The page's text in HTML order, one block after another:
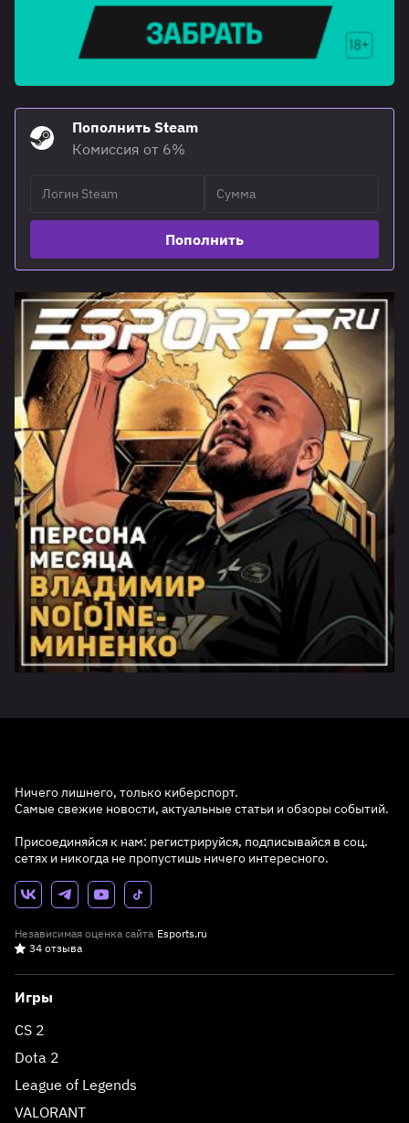
Пополнить Steam
Комиссия от 6%
Пополнить
Ничего лишнего, только киберспорт.
Самые свежие новости, актуальные статьи и обзоры событий.
Присоединяйся к нам: регистрируйся, подписывайся в соц.
сетях и никогда не пропустишь ничего интересного.
Независимая оценка сайта Esports.ru
34 отзыва
Игры
CS 2
Dota 2
League of Legends
VALORANT